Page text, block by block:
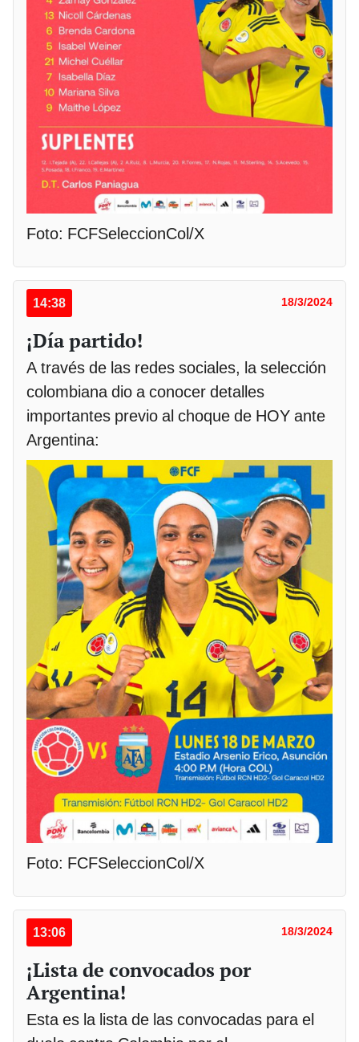
Foto: FCFSeleccionCol/X
14:38 18/3/2024
¡Día partido!
A través de las redes sociales, la selección
colombiana dio a conocer detalles
importantes previo al choque de HOY ante
Argentina:
Foto: FCFSeleccionCol/X
13:06 18/3/2024
¡Lista de convocados por
Argentina!
Esta es la lista de las convocadas para el